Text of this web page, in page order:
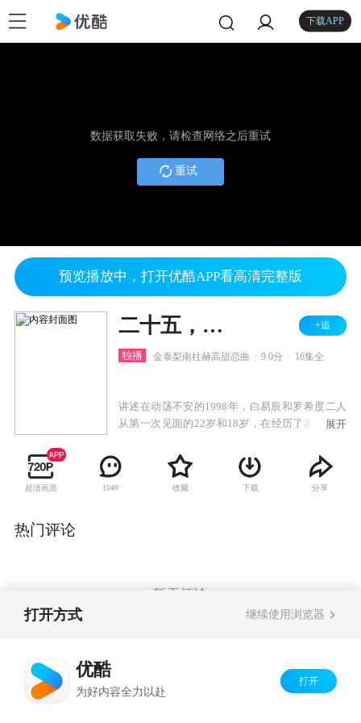
下载APP
数据获取失败，请检查网络之后重试
重试
预览播放中，打开优酷APP看高清完整版
二十五，二十一 +追
独播 金泰梨南柱赫高甜恋曲 9.0分 16集全
讲述在动荡不安的1998年，白易辰和罗希度二人
从第一次见面的22岁和18岁，在经历了友情和爱
相爱的青春爱情故事。
展开
超清画质 1049 收藏 下载 分享
热门评论
暂无评论
打开方式 继续使用浏览器
优酷
为好内容全力以赴
打开